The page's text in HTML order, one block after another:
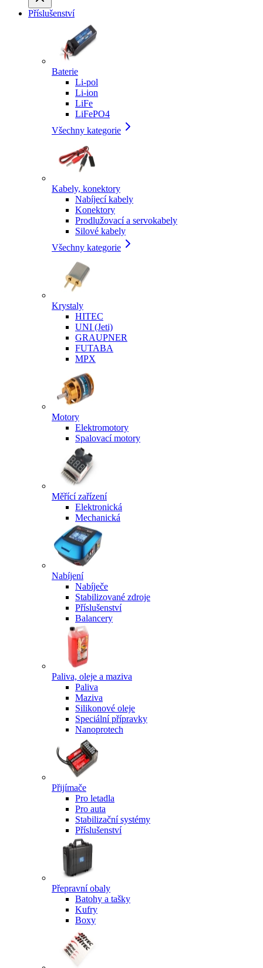
Příslušenství
Baterie
Li-pol
Li-ion
LiFe
LiFePO4
Všechny kategorie
Kabely, konektory
Nabíjecí kabely
Konektory
Prodlužovací a servokabely
Silové kabely
Všechny kategorie
Krystaly
HITEC
UNI (Jeti)
GRAUPNER
FUTABA
MPX
Motory
Elektromotory
Spalovací motory
Měřící zařízení
Elektronická
Mechanická
Nabíjení
Nabíječe
Stabilizované zdroje
Příslušenství
Balancery
Paliva, oleje a maziva
Paliva
Maziva
Silikonové oleje
Speciální přípravky
Nanoprotech
Přijímače
Pro letadla
Pro auta
Stabilizační systémy
Příslušenství
Přepravní obaly
Batohy a tašky
Kufry
Boxy